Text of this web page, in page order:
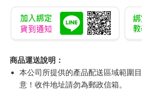
商品運送說明：
本公司所提供的產品配送區域範圍
意！收件地址請勿為郵政信箱。